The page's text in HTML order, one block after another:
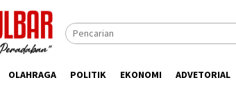
OLAHRAGA POLITIK EKONOMI ADVETORIAL